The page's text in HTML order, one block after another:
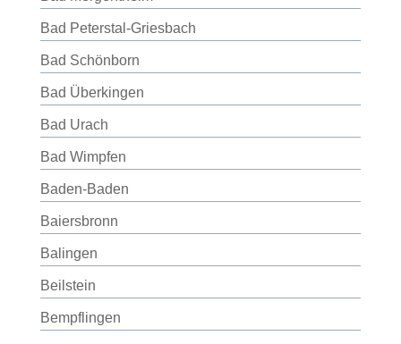
Bad Peterstal-Griesbach
Bad Schönborn
Bad Überkingen
Bad Urach
Bad Wimpfen
Baden-Baden
Baiersbronn
Balingen
Beilstein
Bempflingen